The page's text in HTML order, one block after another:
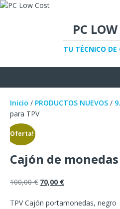
PC
TU TÉCNICO
Inicio / PRODUCTOS NUEVOS /
para TPV
¡Oferta!
Cajón de
100,00€ 70,00 €
TPV Cajón portamonedas, negro